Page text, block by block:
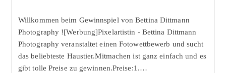
Willkommen beim Gewinnspiel von Bettina Dittmann
Photography ![Werbung]Pixelartistin - Bettina Dittmann
Photography veranstaltet einen Fotowettbewerb und sucht
das beliebteste Haustier.Mitmachen ist ganz einfach und es
gibt tolle Preise zu gewinnen.Preise:1.…